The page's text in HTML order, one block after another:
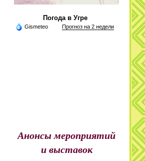
Погода в Угре
Gismeteo Прогноз на 2 недели
Анонсы мероприятий
и выставок